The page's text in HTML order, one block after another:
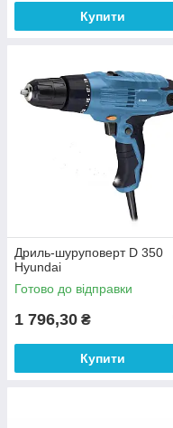
Купити
Дриль-шуруповерт D 350
Hyundai
Готово до відправки
1 796,30 ₴
Купити